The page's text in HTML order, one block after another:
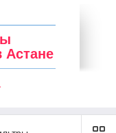
Астане
Во